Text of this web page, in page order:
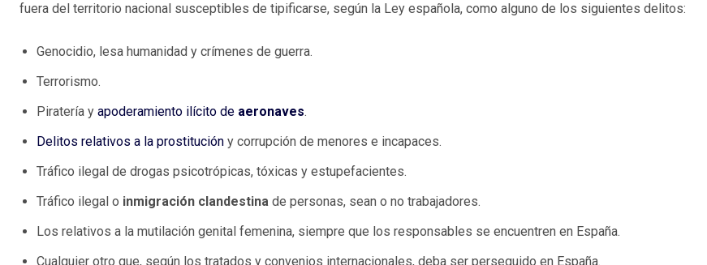
fuera del territorio nacional susceptibles de tipificarse, según la Ley española, como alguno de los siguientes delitos:
Genocidio, lesa humanidad y crímenes de guerra.
Terrorismo.
Piratería y apoderamiento ilícito de aeronaves.
Delitos relativos a la prostitución y corrupción de menores e incapaces.
Tráfico ilegal de drogas psicotrópicas, tóxicas y estupefacientes.
Tráfico ilegal o inmigración clandestina de personas, sean o no trabajadores.
Los relativos a la mutilación genital femenina, siempre que los responsables se encuentren en España.
Cualquier otro que, según los tratados y convenios internacionales, deba ser perseguido en España.